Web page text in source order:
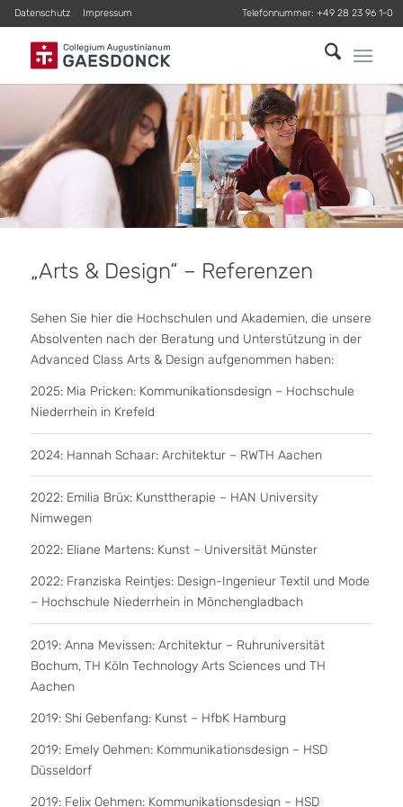
Datenschutz Impressum Telefonnummer: +49 28 23 96 1-0
„Arts &Design“ – Referenzen
Sehen Sie hier die Hochschulen und Akademien, die unsere
Absolventen nach der Beratung und Unterstützung in der
Advanced Class Arts & Design aufgenommen haben:
2025: Mia Pricken: Kommunikationsdesign – Hochschule
Niederrhein in Krefeld
2024: Hannah Schaar: Architektur – RWTH Aachen
2022: Emilia Brüx: Kunsttherapie – HAN University
Nimwegen
2022: Eliane Martens: Kunst – Universität Münster
2022: Franziska Reintjes: Design-Ingenieur Textil und Mode
– Hochschule Niederrhein in Mönchengladbach
2019: Anna Mevissen: Architektur – Ruhruniversität
Bochum, TH Köln Technology Arts Sciences und TH
Aachen
2019: Shi Gebenfang: Kunst – HfbK Hamburg
2019: Emely Oehmen: Kommunikationsdesign – HSD
Düsseldorf
2019: Felix Oehmen: Kommunikationsdesign – HSD